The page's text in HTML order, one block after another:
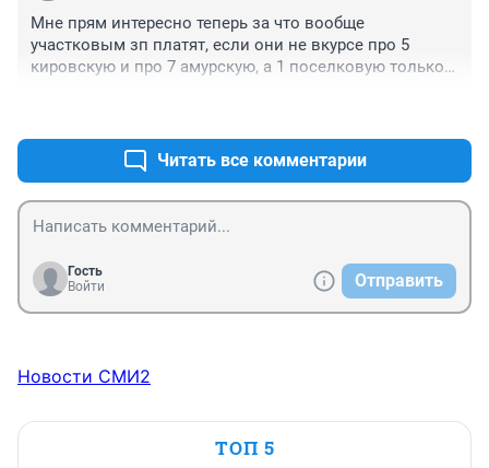
Мне прям интересно теперь за что вообще
участковым зп платят, если они не вкурсе про 5
кировскую и про 7 амурскую, а 1 поселковую только
Читать все комментарии
Гость
Войти
Отправить
Новости СМИ2
ТОП 5